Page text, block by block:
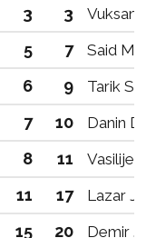
3 3
Vuksan
5 7
Said
6 9 Tarik
7 10 Danin
8 11
Vasilije
11 17 Lazar
15 20 Demir